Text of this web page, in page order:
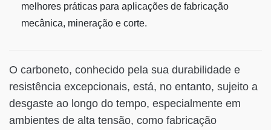
melhores práticas para aplicações de fabricação
mecânica, mineração e corte.
O carboneto, conhecido pela sua durabilidade e
resistência excepcionais, está, no entanto, sujeito a
desgaste ao longo do tempo, especialmente em
ambientes de alta tensão, como fabricação